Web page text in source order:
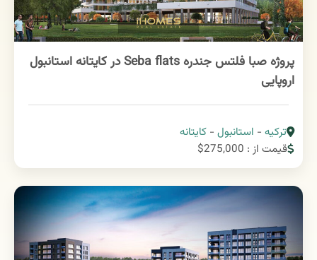
پروژه صبا فلتس جندره Seba flats در کایتانه استانبول
اروپایی
ترکیه - استانبول - کایتانه
قیمت از : 275,000$